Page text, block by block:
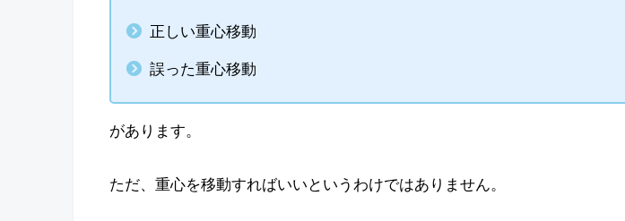
正しい重心移動
誤った重心移動
があります。
ただ、重心を移動すればいいというわけではありません。